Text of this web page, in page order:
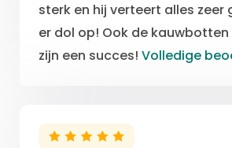
sterk en hij verteert alles zeer
er dol op! Ook de
zijn een succes! Volledige